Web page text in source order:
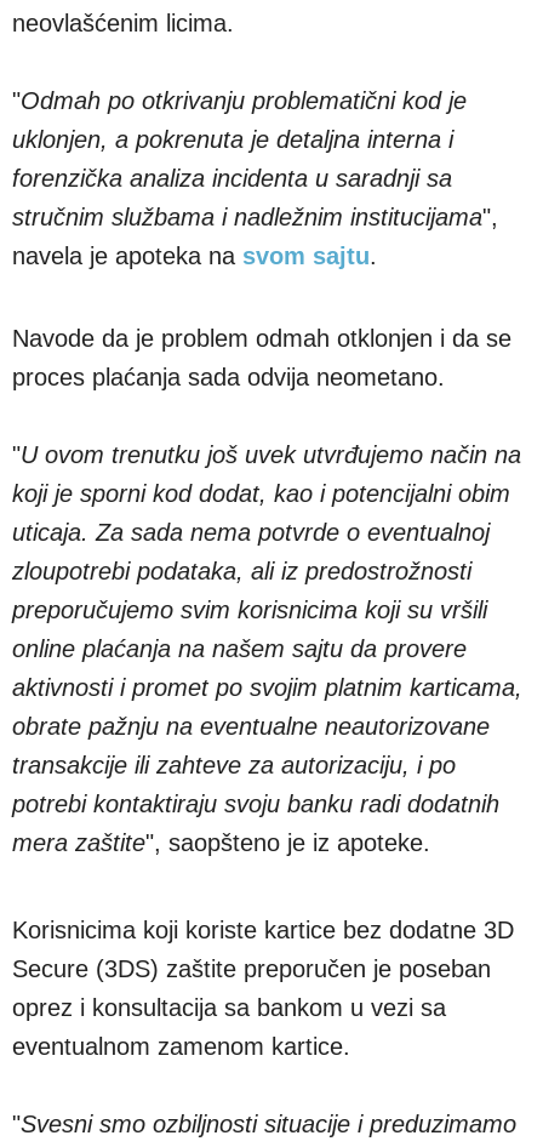
neovlašćenim licima.
"Odmah po otkrivanju problematični kod je
uklonjen, a pokrenuta je detaljna interna i
forenzička analiza incidenta u saradnji sa
stručnim službama i nadležnim institucijama",
navela je apoteka na svom sajtu.
Navode da je problem odmah otklonjen i da se
proces plaćanja sada odvija neometano.
"U ovom trenutku još uvek utvrđujemo način na
koji je sporni kod dodat, kao i potencijalni obim
uticaja. Za sada nema potvrde o eventualnoj
zloupotrebi podataka, ali iz predostrožnosti
preporučujemo svim korisnicima koji su vršili
online plaćanja na našem sajtu da provere
aktivnosti i promet po svojim platnim karticama,
obrate pažnju na eventualne neautorizovane
transakcije ili zahteve za autorizaciju, i po
potrebi kontaktiraju svoju banku radi dodatnih
mera zaštite", saopšteno je iz apoteke.
Korisnicima koji koriste kartice bez dodatne 3D
Secure (3DS) zaštite preporučen je poseban
oprez i konsultacija sa bankom u vezi sa
eventualnom zamenom kartice.
"Svesni smo ozbiljnosti situacije i preduzimamo